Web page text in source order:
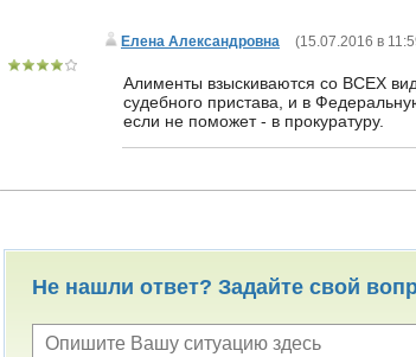
Елена Александровна (15.07.2016 в
Алименты взыскиваются со ВСЕХ
судебного пристава, и в
если не поможет - в прокуратуру.
Не нашли ответ? Задайте свой